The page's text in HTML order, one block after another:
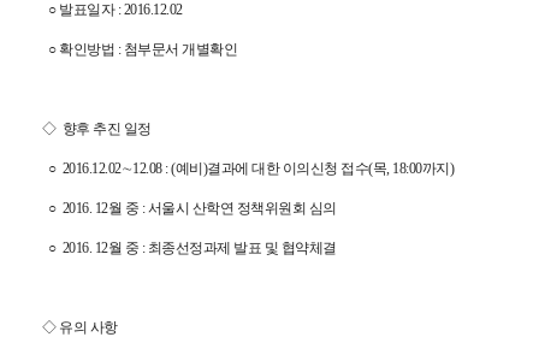
○ 발표일자 : 2016.12.02
○확인방법 : 첨부문서 개별확인
◇ 향후 추진 일정
○ 2016.12.02∼12.08 : (예비)결과에 대한 이의신청 접수(목, 18:00까지)
○ 2016. 12월 중 : 서울시 산학연 정책위원회 심의
○ 2016. 12월 중 : 최종선정과제 발표 및 협약체결
◇ 유의 사항